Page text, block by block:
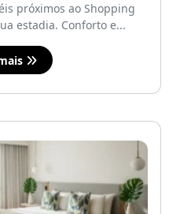
próximos ao Shopping
estadia. Conforto e...